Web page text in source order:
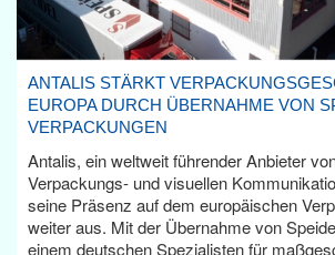
ANTALIS STÄRKT
EUROPA DURCH ÜBERNAHME VON
VERPACKUNGEN
Antalis, ein weltweit führender Anbieter
Verpackungs- und visuellen
seine Präsenz auf dem europäischen
weiter aus. Mit der Übernahme von
einem deutschen Spezialisten für